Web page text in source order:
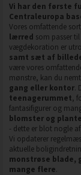
Vi har den første
Centraleuropa
Vores omfattende
lærred som passer
vægdekoration er
samt sæt af
være vores
mønstre, kan du
gang eller kontor.
teenagerummet,
fantasifigurer og
blomster og
- dette er blot nogle
Vi opdaterer
aktuelle
monstrøse blade,
mange flere.